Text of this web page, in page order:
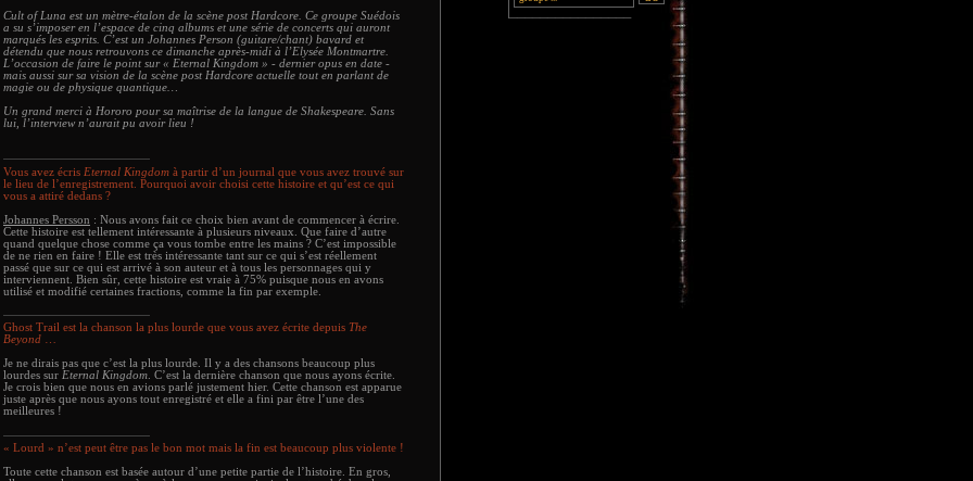
Cult of Luna est un mètre-étalon de la scène post Hardcore. Ce groupe Suédois
a su s’imposer en l’espace de cinq albums et une série de concerts qui auront
marqués les esprits. C’est un Johannes Person (guitare/chant) bavard et
détendu que nous retrouvons ce dimanche après-midi à l’Elysée Montmartre.
L’occasion de faire le point sur « Eternal Kingdom » - dernier opus en date -
mais aussi sur sa vision de la scène post Hardcore actuelle tout en parlant de
magie ou de physique quantique…
Un grand merci à Hororo pour sa maîtrise de la langue de Shakespeare. Sans
lui, l’interview n’aurait pu avoir lieu !
Vous avez écris Eternal Kingdom à partir d’un journal que vous avez trouvé sur
le lieu de l’enregistrement. Pourquoi avoir choisi cette histoire et qu’est ce qui
vous a attiré dedans ?
Johannes Persson : Nous avons fait ce choix bien avant de commencer à écrire.
Cette histoire est tellement intéressante à plusieurs niveaux. Que faire d’autre
quand quelque chose comme ça vous tombe entre les mains ? C’est impossible
de ne rien en faire ! Elle est très intéressante tant sur ce qui s’est réellement
passé que sur ce qui est arrivé à son auteur et à tous les personnages qui y
interviennent. Bien sûr, cette histoire est vraie à 75% puisque nous en avons
utilisé et modifié certaines fractions, comme la fin par exemple.
Ghost Trail est la chanson la plus lourde que vous avez écrite depuis The
Beyond …
Je ne dirais pas que c’est la plus lourde. Il y a des chansons beaucoup plus
lourdes sur Eternal Kingdom. C’est la dernière chanson que nous ayons écrite.
Je crois bien que nous en avions parlé justement hier. Cette chanson est apparue
juste après que nous ayons tout enregistré et elle a fini par être l’une des
meilleures !
« Lourd » n’est peut être pas le bon mot mais la fin est beaucoup plus violente !
Toute cette chanson est basée autour d’une petite partie de l’histoire. En gros,
________________